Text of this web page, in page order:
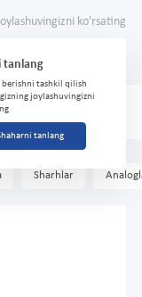
ko'rsating
tanlang
berishni tashkil qilish
joylashuvingizni
tanlang
sutli 350 ml
Sharhlar